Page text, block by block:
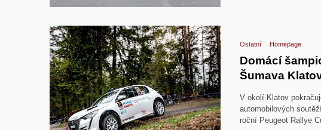
Ostatní Homepage
Domácí
Šumava
V okolí Klatov
automobilových
roční Peugeot Rallye